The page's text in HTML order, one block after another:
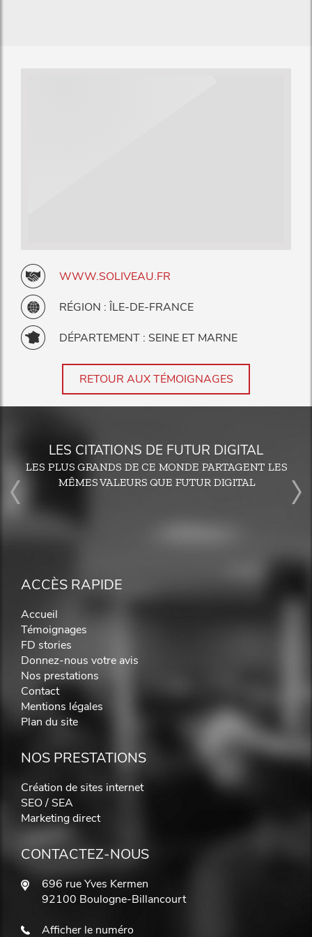
WWW.SOLIVEAU.FR
RÉGION : ÎLE-DE-FRANCE
DÉPARTEMENT : SEINE ET MARNE
RETOUR AUX TÉMOIGNAGES
LES CITATIONS DE FUTUR DIGITAL
LES PLUS GRANDS DE CE MONDE PARTAGENT LES
MÊMES VALEURS QUE FUTUR DIGITAL
ACCÈS RAPIDE
Accueil
Témoignages
FD stories
Donnez-nous votre avis
Nos prestations
Contact
Mentions légales
Plan du site
NOS PRESTATIONS
Création de sites internet
SEO / SEA
Marketing direct
CONTACTEZ-NOUS
696 rue Yves Kermen
92100 Boulogne-Billancourt
Afficher le numéro